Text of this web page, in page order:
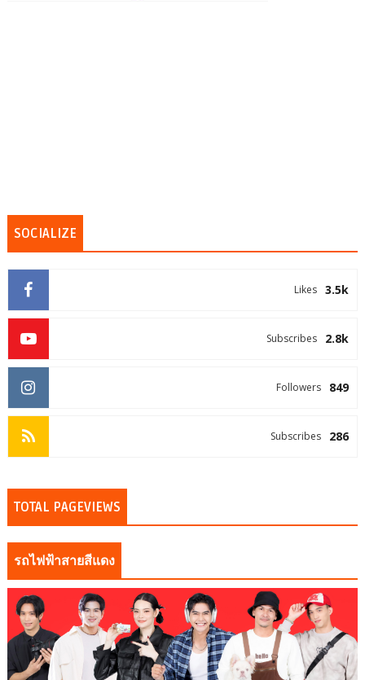
SOCIALIZE
3.5k
Likes
2.8k
Subscribes
849
Followers
286
Subscribes
TOTAL PAGEVIEWS
รถไฟฟ้าสายสีแดง